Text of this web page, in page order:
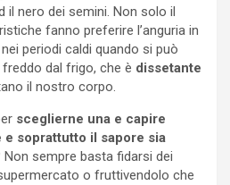
il nero dei semini. Non solo il
fanno preferire l’anguria in
periodi caldi quando si può
dal frigo, che è dissetante
il nostro corpo.
sceglierne una e capire
e soprattutto il sapore sia
Non sempre basta fidarsi dei
o fruttivendolo che